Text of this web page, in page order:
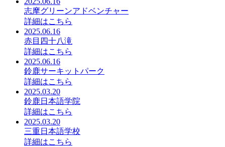
志摩グリーンアドベンチャー
詳細はこちら
2025.06.16
赤目四十八滝
詳細はこちら
2025.06.16
鈴鹿サーキットパーク
詳細はこちら
2025.03.20
鈴鹿日本語学院
詳細はこちら
2025.03.20
三重日本語学校
詳細はこちら